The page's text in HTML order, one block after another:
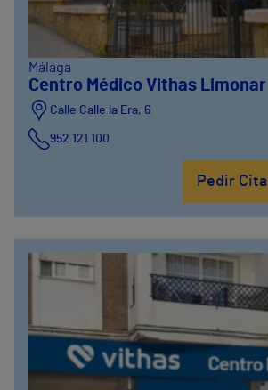
Málaga
Centro Médico Vithas Limonar
Calle Calle la Era, 6
952 121 100
Pedir Cita